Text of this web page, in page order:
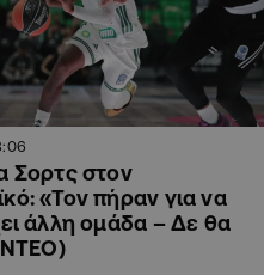
Σορτς στον
«Τον πήραν για να
άλλη ομάδα – Δε θα